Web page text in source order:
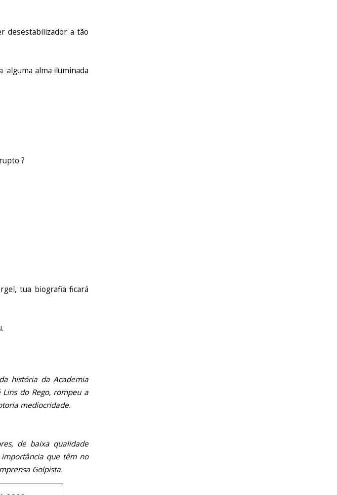
desestabilizador a tão
alguma alma iluminada
?
tua biografia ficará
história da Academia
do Rego, rompeu a
mediocridade.
de baixa qualidade
que têm no
Golpista.